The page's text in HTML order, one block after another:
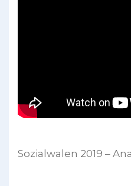
Sozialwalen 2019 –